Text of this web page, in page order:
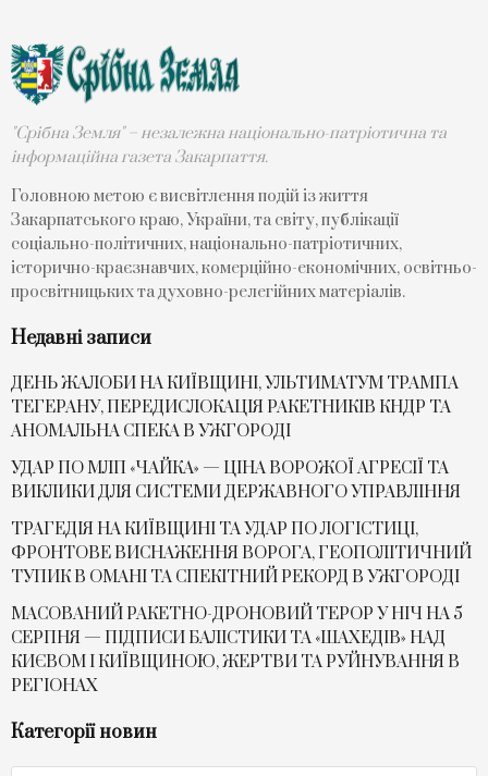
"Срібна Земля" – незалежна національно-патріотична та
інформаційна газета Закарпаття.
Головною метою є висвітлення подій із життя
Закарпатського краю, України, та світу, публікації
соціально-політичних, національно-патріотичних,
історично-краєзнавчих, комерційно-економічних, освітньо-
просвітницьких та духовно-релегійних матеріалів.
Недавні записи
ДЕНЬ ЖАЛОБИ НА КИЇВЩИНІ, УЛЬТИМАТУМ ТРАМПА
ТЕГЕРАНУ, ПЕРЕДИСЛОКАЦІЯ РАКЕТНИКІВ КНДР ТА
АНОМАЛЬНА СПЕКА В УЖГОРОДІ
УДАР ПО МЛП «ЧАЙКА» — ЦІНА ВОРОЖОЇ АГРЕСІЇ ТА
ВИКЛИКИ ДЛЯ СИСТЕМИ ДЕРЖАВНОГО УПРАВЛІННЯ
ТРАГЕДІЯ НА КИЇВЩИНІ ТА УДАР ПО ЛОГІСТИЦІ,
ФРОНТОВЕ ВИСНАЖЕННЯ ВОРОГА, ГЕОПОЛІТИЧНИЙ
ТУПИК В ОМАНІ ТА СПЕКІТНИЙ РЕКОРД В УЖГОРОДІ
МАСОВАНИЙ РАКЕТНО-ДРОНОВИЙ ТЕРОР У НІЧ НА 5
СЕРПНЯ — ПІДПИСИ БАЛІСТИКИ ТА «ШАХЕДІВ» НАД
КИЄВОМ І КИЇВЩИНОЮ, ЖЕРТВИ ТА РУЙНУВАННЯ В
РЕГІОНАХ
Категорії новин